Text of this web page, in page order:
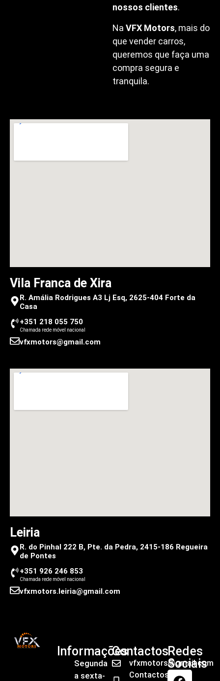
nossos clientes.
NaVFX Motors, mais do
que vender carros,
queremos que faça uma
compra segura e
tranquila.
Vila Franca de Xira
R. Amália Rodrigues A3 Lj Esq, 2625-404 Forte da
Casa
+351 218 055 750
Chamada rede móvel nacional
vfxmotors@gmail.com
Leiria
R. do Pinhal 222 B, Pte. da Pedra, 2415-186 Regueira
de Pontes
+351 926 246 853
Chamada rede móvel nacional
vfxmotors.leiria@gmail.com
Informações
Segunda
a sexta-
Contactos
vfxmotors@gmail.com
Contactos
Redes
Sociais